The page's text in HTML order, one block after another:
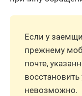
Если у
прежнему
почте,
невозможно.